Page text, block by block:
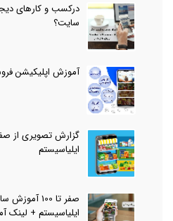
درکسب و کارهای
سایت؟
آموزش اپلیکیشن
ایلیاسیستم
صفر تا 100
ایلیاسیستم +